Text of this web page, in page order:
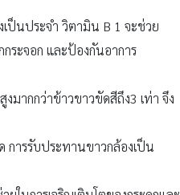
ป็นประจำ วิตามิน B 1 จะช่วย
ระจอก และป้องกันอาการ
มากกว่าข้าวขาวขัดสีถึง3 เท่า จึง
การรับประทานขาวกล้องเป็น